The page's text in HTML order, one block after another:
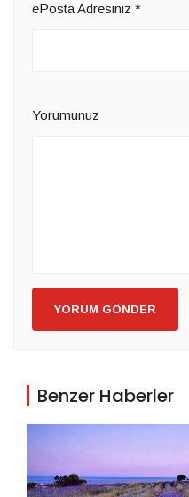
ePosta Adresiniz *
Yorumunuz
YORUM GÖNDER
Benzer Haberler